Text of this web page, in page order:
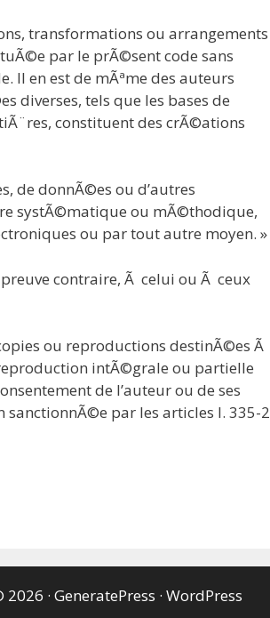
transformations ou arrangements
par le prÃ©sent code sans
Il en est de mÃªme des auteurs
diverses, tels que les bases de
constituent des crÃ©ations
de donnÃ©es ou d’autres
systÃ©matique ou mÃ©thodique,
ou par tout autre moyen. »
contraire, Ã celui ou Ã ceux
ou reproductions destinÃ©es Ã
intÃ©grale ou partielle
de l’auteur ou de ses
sanctionnÃ©e par les articles I. 335-2
2026 · GeneratePress · WordPress